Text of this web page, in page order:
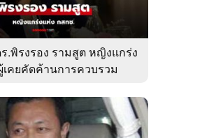
.พิรงรอง รามสูต หญิงแกร่ง
คยคัดค้านการควบรวม